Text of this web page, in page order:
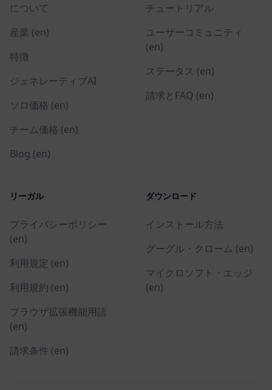
について
産業 (en)
特徴
ジェネレーティブAI
ソロ価格 (en)
チーム価格 (en)
Blog (en)
チュートリアル
ユーザーコミュニティ
(en)
ステータス (en)
請求とFAQ (en)
リーガル
プライバシーポリシー
(en)
利用規定 (en)
利用規約 (en)
ブラウザ拡張機能用語
(en)
請求条件 (en)
ダウンロード
インストール方法
グーグル・クローム (en)
マイクロソフト・エッジ
(en)